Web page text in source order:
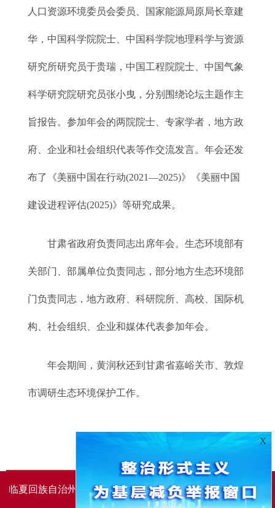
人口资源环境委员会委员、国家能源局原局长章建
华，中国科学院院士、中国科学院地理科学与资源
研究所研究员于贵瑞，中国工程院院士、中国气象
科学研究院研究员张小曳，分别围绕论坛主题作主
旨报告。参加年会的两院院士、专家学者，地方政
府、企业和社会组织代表等作交流发言。年会还发
布了《美丽中国在行动(2021—2025)》《美丽中国
建设进程评估(2025)》等研究成果。
甘肃省政府负责同志出席年会。生态环境部有
关部门、部属单位负责同志，部分地方生态环境部
门负责同志，地方政府、科研院所、高校、国际机
构、社会组织、企业和媒体代表参加年会。
年会期间，黄润秋还到甘肃省嘉峪关市、敦煌
市调研生态环境保护工作。
临夏回族自治州人民政府办公室主办 临夏回族自治州人民政
府信息中心承办
X